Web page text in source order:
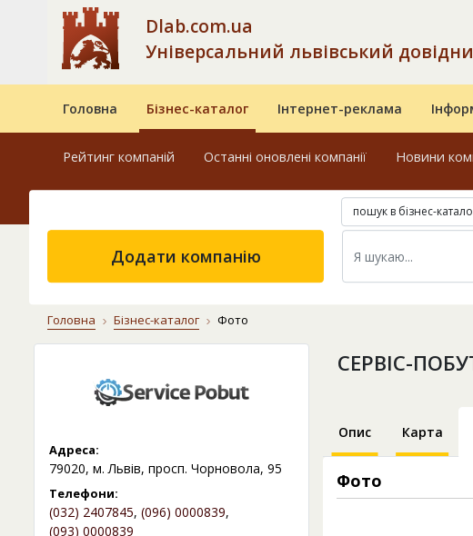
Dlab.com.ua
Універсальний львівський
Головна Бізнес-каталог Інтернет-реклама
Рейтинг компаній Останні оновлені компанії Новини
пошук в бізнес-
Додати компанію
Головна Бізнес-каталог Фото
Адреса:
79020, м. Львів, просп. Чорновола, 95
Телефони:
(032) 2407845, (096) 0000839,
(093) 0000839
СЕРВІС-
Опис Карта
Фото